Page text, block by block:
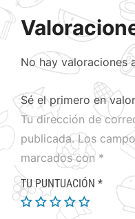
No hay valoraciones
Sé el primero en
Tu dirección de
publicada. Los
marcados con *
TU PUNTUACIÓN *